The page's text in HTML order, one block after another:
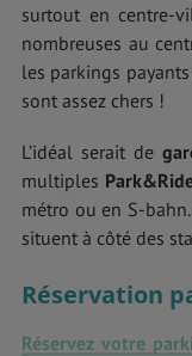
surtout en centre-
nombreuses au
les parkings
sont assez chers !
L’idéal serait de
multiples
métro ou en S-
situent à côté des
Réservation
Réservez votre